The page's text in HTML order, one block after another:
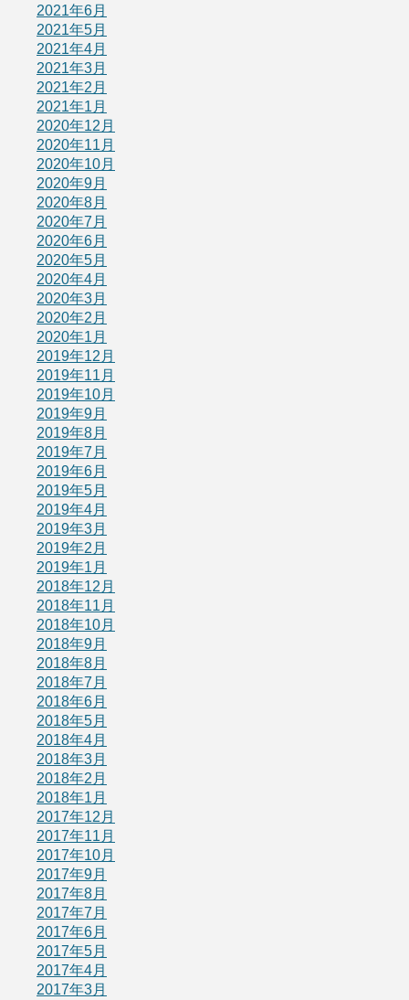
2021年6月
2021年5月
2021年4月
2021年3月
2021年2月
2021年1月
2020年12月
2020年11月
2020年10月
2020年9月
2020年8月
2020年7月
2020年6月
2020年5月
2020年4月
2020年3月
2020年2月
2020年1月
2019年12月
2019年11月
2019年10月
2019年9月
2019年8月
2019年7月
2019年6月
2019年5月
2019年4月
2019年3月
2019年2月
2019年1月
2018年12月
2018年11月
2018年10月
2018年9月
2018年8月
2018年7月
2018年6月
2018年5月
2018年4月
2018年3月
2018年2月
2018年1月
2017年12月
2017年11月
2017年10月
2017年9月
2017年8月
2017年7月
2017年6月
2017年5月
2017年4月
2017年3月